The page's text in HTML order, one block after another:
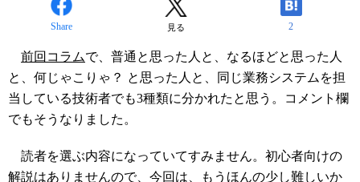
Share 見る 2
前回コラムで、普通と思った人と、なるほどと思った人
と、何じゃこりゃ？ と思った人と、同じ業務システムを担
当している技術者でも3種類に分かれたと思う。コメント欄
でもそうなりました。
読者を選ぶ内容になっていてすみません。初心者向けの
解説はありませんので、今回は、もうほんの少し難しいか